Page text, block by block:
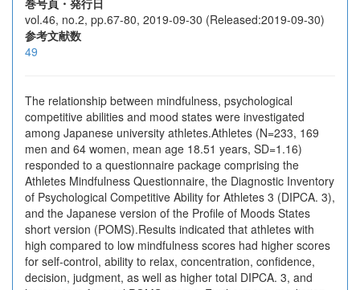
巻号頁・発行日
vol.46, no.2, pp.67-80, 2019-09-30 (Released:2019-09-30)
参考文献数
49
The relationship between mindfulness, psychological
competitive abilities and mood states were investigated
among Japanese university athletes.Athletes (N=233, 169
men and 64 women, mean age 18.51 years, SD=1.16)
responded to a questionnaire package comprising the
Athletes Mindfulness Questionnaire, the Diagnostic Inventory
of Psychological Competitive Ability for Athletes 3 (DIPCA. 3),
and the Japanese version of the Profile of Moods States
short version (POMS).Results indicated that athletes with
high compared to low mindfulness scores had higher scores
for self-control, ability to relax, concentration, confidence,
decision, judgment, as well as higher total DIPCA. 3, and